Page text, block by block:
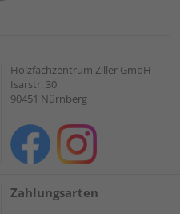
Holzfachzentrum Ziller GmbH
Isarstr. 30
90451 Nürnberg
Zahlungsarten